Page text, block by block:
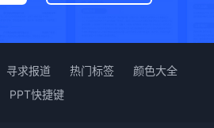
寻求报道 热门标签
颜色大全
PPT快捷键